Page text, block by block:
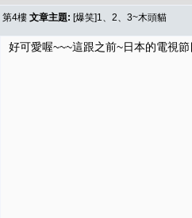
第4樓 文章主題: [爆笑]1、2、3~木頭貓
好可愛喔~~~這跟之前~日本的電視